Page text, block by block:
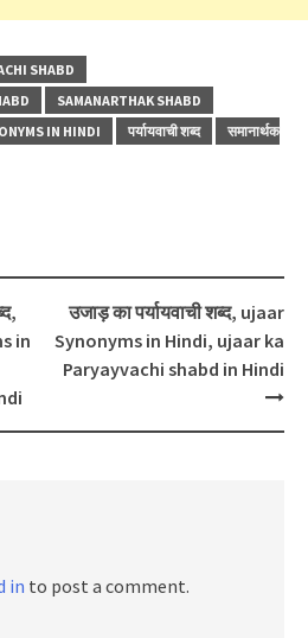
SHABD
SAMANARTHAK SHABD
IN HINDI पर्यायवाची शब्द
समानार्थक
in
उजाड़ का पर्यायवाची शब्द, ujaar
Synonyms in Hindi, ujaar ka
Paryayvachi shabd in Hindi
in to post a comment.